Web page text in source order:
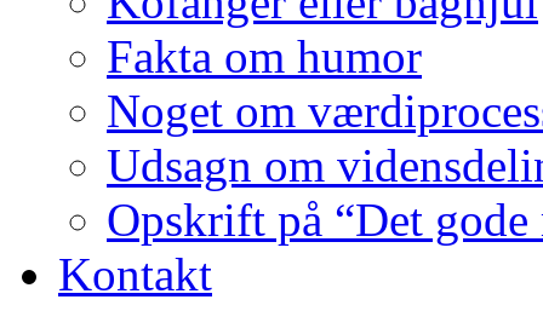
Fakta om humor
Noget om
Udsagn om
Opskrift på “Det gode
Kontakt